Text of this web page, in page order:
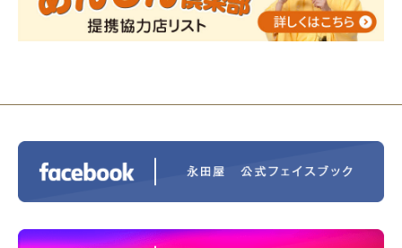
2023/11/29 永田屋創業110周年記念式典 レンブラ
ントホテル東京町田